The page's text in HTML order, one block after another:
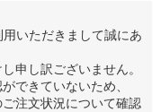
いただきまして誠にあ
申し訳ございません。
できていないため、
注文状況について確認